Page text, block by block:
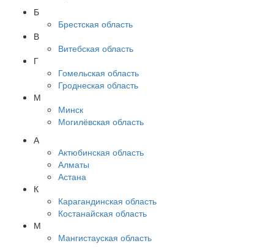
Б
Брестская область
В
Витебская область
Г
Гомельская область
Гроднеская область
М
Минск
Могилёвская область
А
Актюбинская область
Алматы
Астана
К
Карагандинская область
Костанайская область
М
Мангистауская область